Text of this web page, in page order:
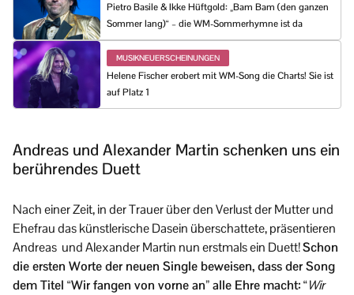
Pietro Basile & Ikke Hüftgold: „Bam Bam (den ganzen
Sommer lang)“ – die WM-Sommerhymne ist da
MUSIKNEUERSCHEINUNGEN
Helene Fischer erobert mit WM-Song die Charts! Sie ist
auf Platz 1
Andreas und Alexander Martin schenken uns ein
berührendes Duett
Nach einer Zeit, in der Trauer über den Verlust der Mutter und
Ehefrau das künstlerische Dasein überschattete, präsentieren
Andreas und Alexander Martin nun erstmals ein Duett!Schon
die ersten Worte der neuen Single beweisen, dass der Song
dem Titel “Wir fangen von vorne an” alle Ehre macht:“Wir